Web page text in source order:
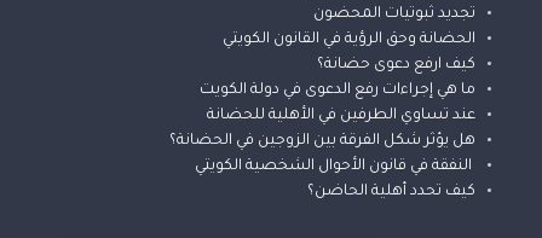
تجديد ثبوتيات المحضون
الحضانة وحق الرؤية في القانون الكويتي
كيف ارفع دعوى حضانة؟
ما هي إجراءات رفع الدعوى في دولة الكويت
عند تساوي الطرفين في الأهلية للحضانة
هل يؤثر شكل الفرقة بين الزوجين في الحضانة؟
النفقة في قانون الأحوال الشخصية الكويتي
كيف تحدد أهلية الحاضن؟